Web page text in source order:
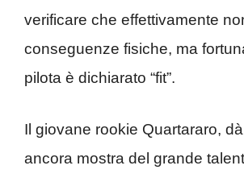
verificare che effettivamente
conseguenze fisiche, ma
pilota è dichiarato “fit”.
Il giovane rookie Quartararo,
ancora mostra del grande